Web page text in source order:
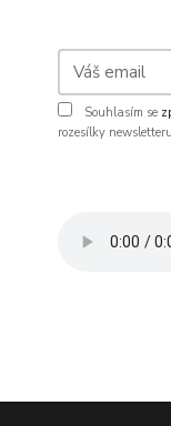
Souhlasím se
rozesílky